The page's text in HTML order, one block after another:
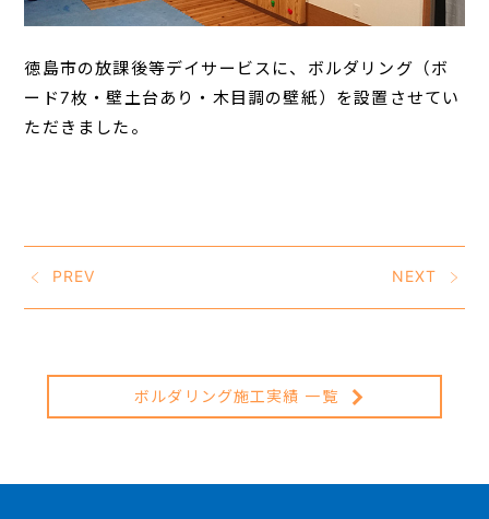
徳島市の放課後等デイサービスに、ボルダリング（ボ
ード7枚・壁土台あり・木目調の壁紙）を設置させてい
ただきました。
PREV NEXT
ボルダリング施工実績 一覧